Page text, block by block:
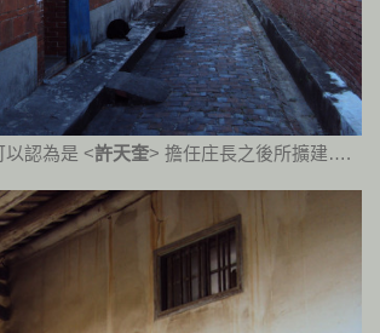
以認為是 <許天奎> 擔任庄長之後所擴建….